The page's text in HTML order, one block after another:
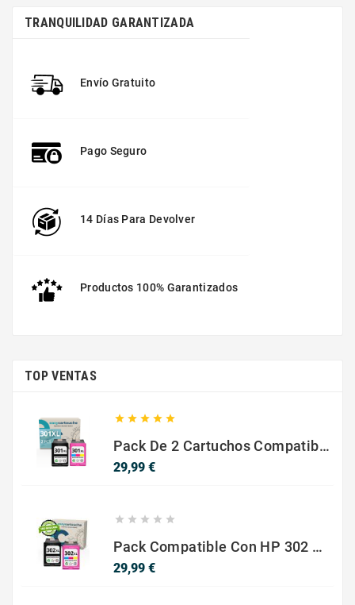
TRANQUILIDAD GARANTIZADA
Envío Gratuito
Pago Seguro
14 Días Para Devolver
Productos 100% Garantizados
TOP VENTAS
    
Pack De 2 Cartuchos Compatibles Con HP 301 XL Negro Y Color
29,99 €Precio
    
Pack Compatible Con HP 302 XL Negro Y Color - SIN NIVEL DE TINTA
29,99 €Precio